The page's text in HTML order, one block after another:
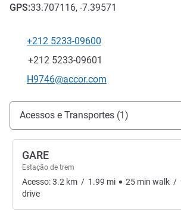
GPS:33.707116, -7.39571
Telefone
+212 5233-09600
Fax
+212 5233-09601
E-mail de contacto
H9746@accor.com
Acesso e transporte
Acessos e Transportes (1)
GARE
Estação de trem
Acesso:3.2 km / 1.99 mi 25 min walk /
drive